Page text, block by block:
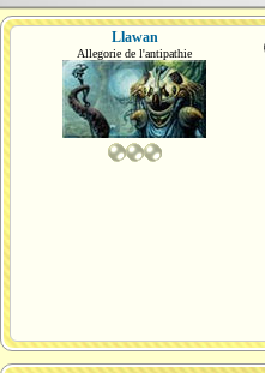
Llawan
Allegorie de l'antipathie